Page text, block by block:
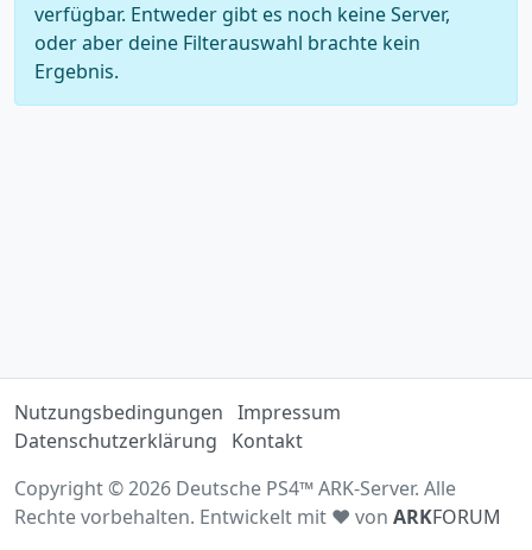
verfügbar. Entweder gibt es noch keine Server,
oder aber deine Filterauswahl brachte kein
Ergebnis.
Nutzungsbedingungen Impressum
Datenschutzerklärung
Kontakt
Copyright © 2026 Deutsche PS4™ ARK-Server. Alle
Rechte vorbehalten. Entwickelt mit ♥ von ARKFORUM